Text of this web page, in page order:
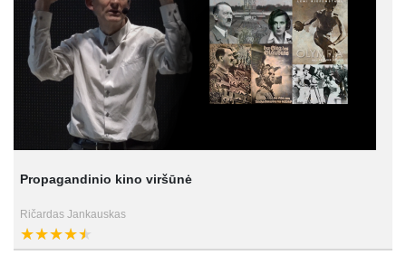
Propagandinio kino viršūnė
Ričardas Jankauskas